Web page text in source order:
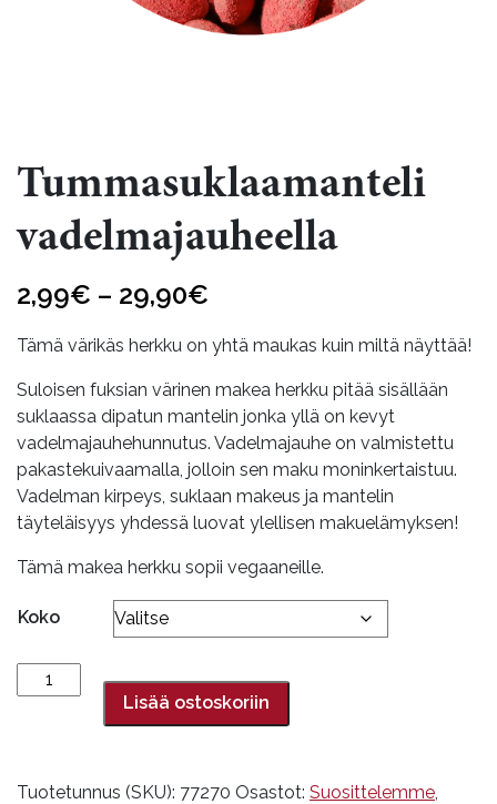
Tummasuklaamanteli
vadelmajauheella
2,99€ – 29,90€
2,99€
29,90€
Tämä värikäs herkku on yhtä maukas kuin miltä näyttää!
Suloisen fuksian värinen makea herkku pitää sisällään
suklaassa dipatun mantelin jonka yllä on kevyt
vadelmajauhehunnutus. Vadelmajauhe on valmistettu
pakastekuivaamalla, jolloin sen maku moninkertaistuu.
Vadelman kirpeys, suklaan makeus ja mantelin
täyteläisyys yhdessä luovat ylellisen makuelämyksen!
Tämä makea herkku sopii vegaaneille.
Koko
Tummasuklaamanteli
vadelmajauheellaLisää ostoskoriin
Tuotetunnus (SKU): 77270 Osastot: Suosittelemme